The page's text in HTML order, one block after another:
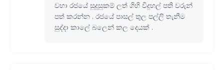
වහා රජයේ සුදුසුකම් ලත් ගිහි විදුහල් පති වරුන්
පත් කරන්න . රජයේ පාසල් තුල පල්ලි තැනීම
සුද්දා කාලේ බලෙන් කල දෙයක් .